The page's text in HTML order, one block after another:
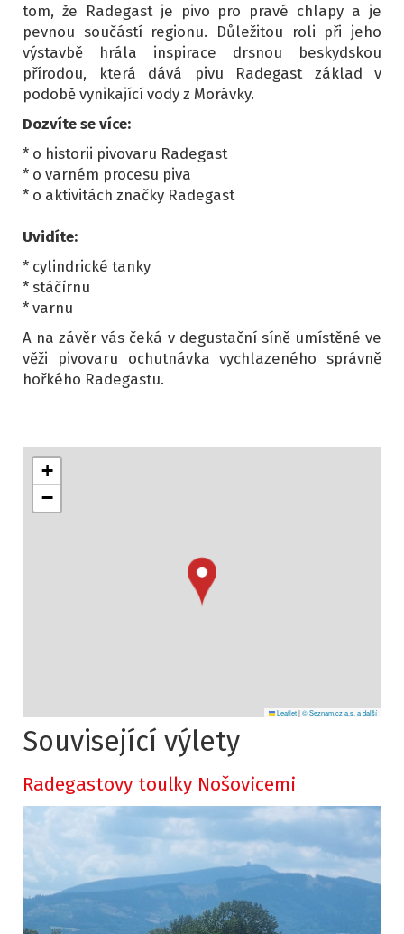
tom, že Radegast je pivo pro pravé chlapy a je
pevnou součástí regionu. Důležitou roli při jeho
výstavbě hrála inspirace drsnou beskydskou
přírodou, která dává pivu Radegast základ v
podobě vynikající vody z Morávky.
Dozvíte se více:
* o historii pivovaru Radegast
* o varném procesu piva
* o aktivitách značky Radegast
Uvidíte:
* cylindrické tanky
* stáčírnu
* varnu
A na závěr vás čeká v degustační síně umístěné ve
věži pivovaru ochutnávka vychlazeného správně
hořkého Radegastu.
+
−
Leaflet|© Seznam.cz a.s. a další
Související výlety
Radegastovy toulky Nošovicemi